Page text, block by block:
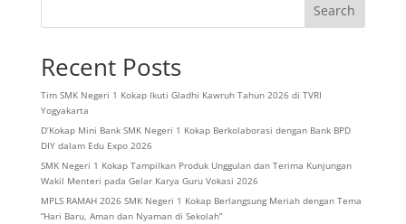
Search
Recent Posts
Tim SMK Negeri 1 Kokap Ikuti Gladhi Kawruh Tahun 2026 di TVRI
Yogyakarta
D’Kokap Mini Bank SMK Negeri 1 Kokap Berkolaborasi dengan Bank BPD
DIY dalam Edu Expo 2026
SMK Negeri 1 Kokap Tampilkan Produk Unggulan dan Terima Kunjungan
Wakil Menteri pada Gelar Karya Guru Vokasi 2026
MPLS RAMAH 2026 SMK Negeri 1 Kokap Berlangsung Meriah dengan Tema
“Hari Baru, Aman dan Nyaman di Sekolah”